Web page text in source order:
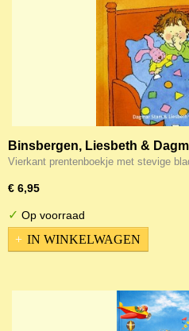
Binsbergen, Liesbeth &
Vierkant prentenboekje met stevige
€ 6,95
✓ Op voorraad
IN WINKELWAGEN